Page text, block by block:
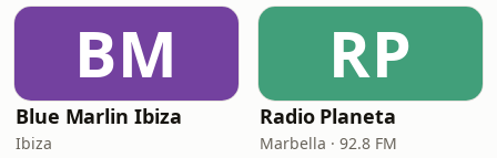
BM
Blue Marlin Ibiza
Ibiza
RP
Radio Planeta
Marbella · 92.8 FM